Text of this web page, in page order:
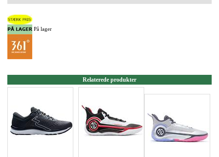
På lager
Relaterede produkter